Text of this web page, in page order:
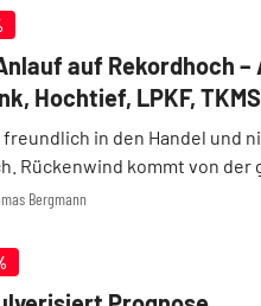
Bergmann
auf Rekordhoch –
Hochtief, LPKF,
freundlich in den Handel und
Rückenwind kommt von der
zwischen den USA und